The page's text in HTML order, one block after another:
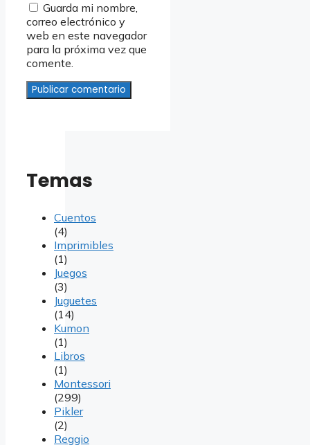
Guarda mi nombre,
correo electrónico y
web en este navegador
para la próxima vez que
comente.
Temas
Cuentos
(4)
Imprimibles
(1)
Juegos
(3)
Juguetes
(14)
Kumon
(1)
Libros
(1)
Montessori
(299)
Pikler
(2)
Reggio